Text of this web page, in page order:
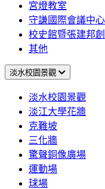
宮燈教室
守謙國際會議中心
校史館暨張建邦
其他
淡水校園景觀
淡水校園景觀
淡江大學花牆
克難坡
三化牆
驚聲銅像廣場
運動場
球場